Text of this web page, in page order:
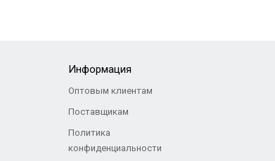
Информация
Оптовым клиентам
Поставщикам
Политика
конфиденциальности